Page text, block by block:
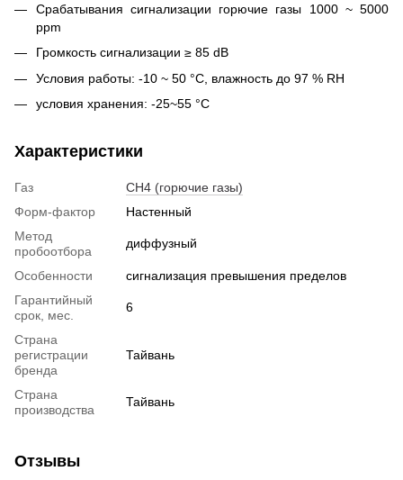
Срабатывания сигнализации горючие газы 1000 ~ 5000
ppm
Громкость сигнализации ≥ 85 dB
Условия работы: -10 ~ 50 °C, влажность до 97 % RH
условия хранения: -25~55 °C
Характеристики
Газ
CH4 (горючие газы)
Форм-фактор
Настенный
Метод
пробоотбора
диффузный
Особенности
сигнализация превышения пределов
Гарантийный
срок, мес.
6
Страна
регистрации
бренда
Тайвань
Страна
производства
Тайвань
Отзывы